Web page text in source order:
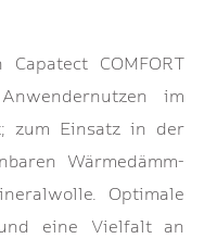
COMFORT
im
zum Einsatz in der
Wärmedämm-
Optimale
und eine Vielfalt an